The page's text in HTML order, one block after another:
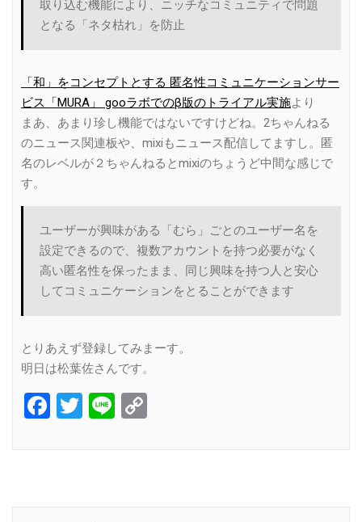
取り込む機能により、ニッチなコミュニティで問題
となる「ネタ枯れ」を防止
「和」をコンセプトとする 匿名性コミュニケーションサー
ビス「MURA」 gooラボでのβ版のトライアル実施より
まあ、あまり珍し機能ではないですけどね。2ちゃんねる
のニュース関連板や、mixiもニュース配信してますし。匿
名のレベルが２ちゃんねるとmixiのちょうど中間な感じで
す。
ユーザーが興味がある「むら」ごとのユーザー名を
設定できるので、複数アカウントを持つ必要がなく
高い匿名性を保ったまま、同じ興味を持つ人と安心
してコミュニケーションをとることができます
とりあえず登録してみまーす。
明日は松葉佐さんです。
Facebook
Twitter
Line